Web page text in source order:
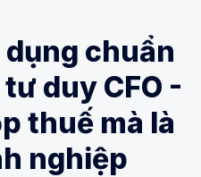
chuẩn
duy CFO -
thuế mà là
nghiệp